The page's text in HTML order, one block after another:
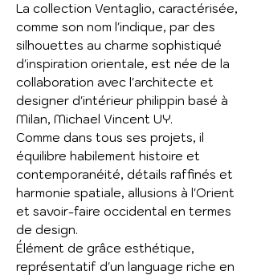
La collection Ventaglio, caractérisée,
comme son nom l'indique, par des
silhouettes au charme sophistiqué
d'inspiration orientale, est née de la
collaboration avec l'architecte et
designer d'intérieur philippin basé à
Milan, Michael Vincent UY.
Comme dans tous ses projets, il
équilibre habilement histoire et
contemporanéité, détails raffinés et
harmonie spatiale, allusions à l'Orient
et savoir-faire occidental en termes
de design.
Élément de grâce esthétique,
représentatif d'un language riche en